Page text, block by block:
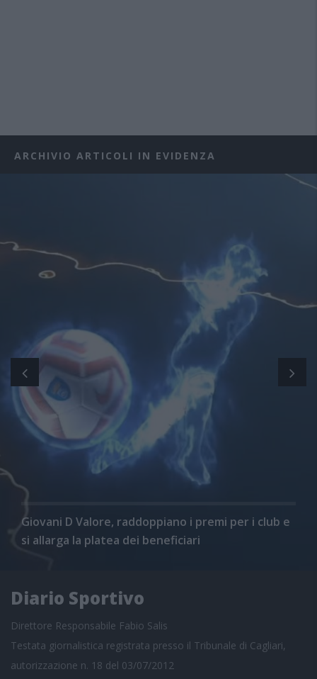
ARCHIVIO ARTICOLI IN EVIDENZA
Giovani D Valore, raddoppiano i premi per i club e
si allarga la platea dei beneficiari
Diario Sportivo
Direttore Responsabile Fabio Salis
Testata giornalistica registrata presso il Tribunale di Cagliari,
autorizzazione n. 18 del 03/07/2012